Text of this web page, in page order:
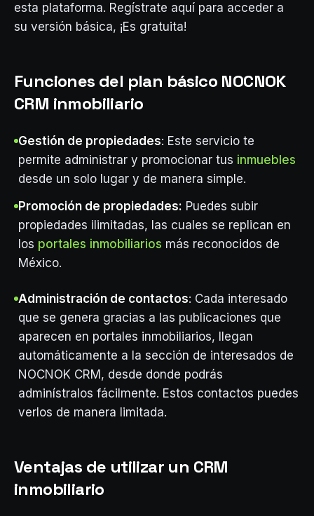
esta plataforma. Regístrate aquí para acceder a
su versión básica, ¡Es gratuita!
Funciones del plan básico NOCNOK
CRM inmobiliario
Gestión de propiedades: Este servicio te
permite administrar y promocionar tus inmuebles
desde un solo lugar y de manera simple.
Promoción de propiedades: Puedes subir
propiedades ilimitadas, las cuales se replican en
los portales inmobiliarios más reconocidos de
México.
Administración de contactos: Cada interesado
que se genera gracias a las publicaciones que
aparecen en portales inmobiliarios, llegan
automáticamente a la sección de interesados de
NOCNOK CRM, desde donde podrás
adminístralos fácilmente. Estos contactos puedes
verlos de manera limitada.
Ventajas de utilizar un CRM
inmobiliario